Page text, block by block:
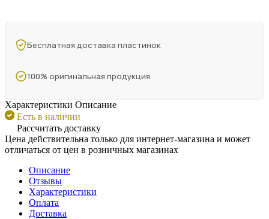
Бесплатная доставка пластинок
100% оригинальная продукция
Характеристики Описание
Есть в наличии
Рассчитать доставку
Цена действительна только для интернет-магазина и может
отличаться от цен в розничных магазинах
Описание
Отзывы
Характеристики
Оплата
Доставка